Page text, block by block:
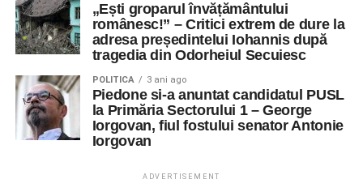
„Ești groparul învățământului
românesc!” – Critici extrem de dure la
adresa președintelui Iohannis după
tragedia din Odorheiul Secuiesc
POLITICA 3 ani ago
Piedone si-a anuntat candidatul PUSL
la Primăria Sectorului 1 – George
Iorgovan, fiul fostului senator Antonie
Iorgovan
ADVERTISEMENT